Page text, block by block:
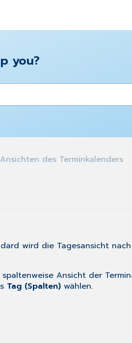
you?
Ansichten des Terminkalenders
wird die Tagesansicht
Ansicht der
Tag (Spalten) wählen.